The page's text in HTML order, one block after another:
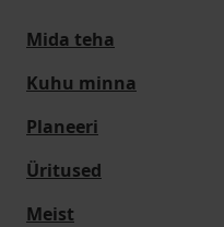
Mida teha
Kuhu minna
Planeeri
Üritused
Meist